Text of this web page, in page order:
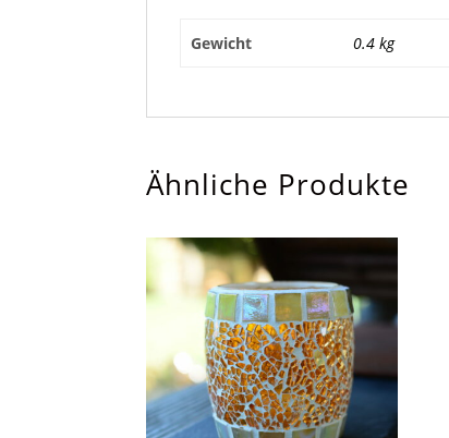
Gewicht 0.4 kg
Ähnliche Produkte